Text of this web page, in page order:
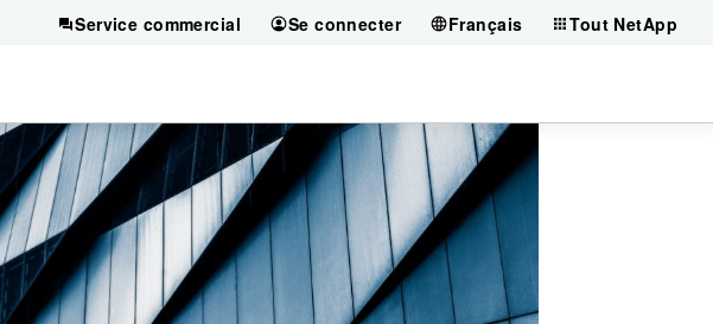
Service commercial Se connecter Français Tout NetApp